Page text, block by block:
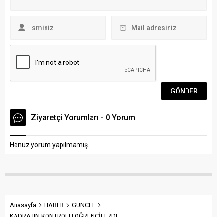
olan tören ile veriliyor. Gazi...
Ziyaretçi Yorumları - 0 Yorum
Henüz yorum yapılmamış.
Anasayfa HABER
GÜNCEL